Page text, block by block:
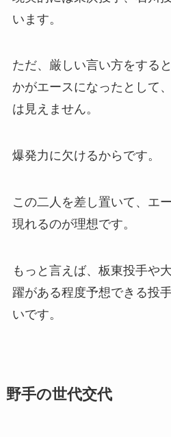
います。
ただ、厳しい言い方をする
かがエースになったとして
は見えません。
爆発力に欠けるからです。
この二人を差し置いて、エ
現れるのが理想です。
もっと言えば、板東投手や
躍がある程度予想できる投
いです。
野手の世代交代